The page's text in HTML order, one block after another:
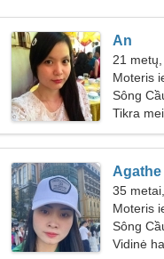
An
21
Moteris
Sông
Tikra
Agathe
35
Moteris
Sông
Vidinė